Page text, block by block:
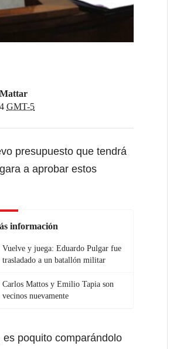
GMT-5
presupuesto que tendrá
a aprobar estos
información
Vuelve y juega: Eduardo Pulgar fue
trasladado a un batallón militar
Carlos Mattos y Emilio Tapia son
vecinos nuevamente
poquito comparándolo